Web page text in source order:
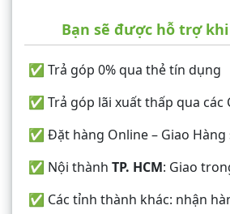
Bạn sẽ được hỗ trợ
✅ Trả góp 0% qua thẻ tín dụng
✅ Trả góp lãi xuất thấp qua các
✅ Đặt hàng Online – Giao Hàng
✅ Nội thành TP. HCM: Giao
✅ Các tỉnh thành khác: nhận